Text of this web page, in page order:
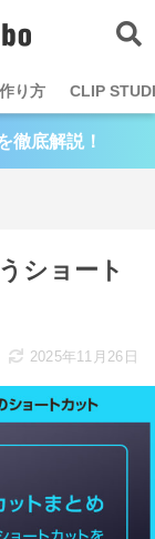
り方 CLIP
徹底解説！
ショート
2025年11月26日